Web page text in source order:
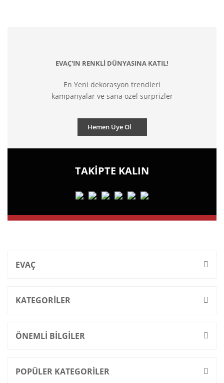
EVAÇ'IN RENKLİ DÜNYASINA KATIL!
En Yeni dekorasyon trendleri
kampanyalar ve sana özel sürprizler
Hemen Üye Ol
TAKİPTE KALIN
EVAÇ
KATEGORİLER
ÖNEMLİ BİLGİLER
POPÜLER KATEGORİLER